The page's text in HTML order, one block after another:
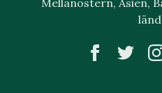
Mellanöstern, Asien,